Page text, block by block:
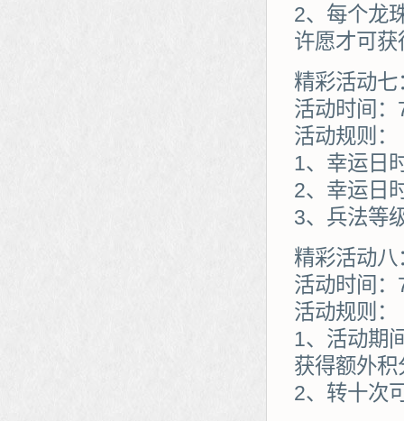
2、每个龙
许愿才可获
精彩活动
活动时间
活动规则：
1、幸运日
2、幸运日
3、兵法等
精彩活动
活动时间
活动规则：
1、活动期
获得额外积
2、转十次